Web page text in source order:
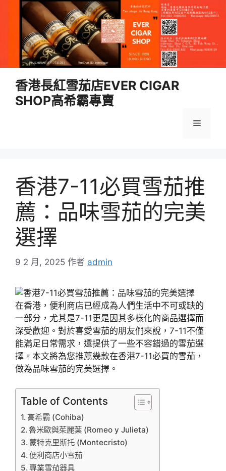
香港長紅雪茄店EVER CIGAR
SHOP高希霸專賣
選
香港7-11必買雪茄推
薦：品味雪茄的完美
選擇
9 2 月, 2025 作者 admin
在香港，便利商店已經成為人們生活中不可或缺的
一部分，尤其是7-11更是因其多樣化的商品選擇而
深受歡迎。對於喜愛雪茄的朋友們來說，7-11不僅
能滿足日常需求，還提供了一些不容錯過的雪茄選
擇。本文將為您推薦幾款在香港7-11必買的雪茄，
做為品味雪茄的完美選擇。
Table of Contents
高希霸 (Cohiba)
魯米歐與茱麗葉 (Romeo y Julieta)
蒙特克里斯托 (Montecristo)
便利商店小雪茄
專業雪茄器具